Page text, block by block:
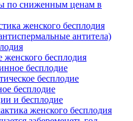
по сниженным ценам в
женского бесплодия
антитела)
женского бесплодия
бесплодие
бесплодие
бесплодие
и бесплодие
женского бесплодия